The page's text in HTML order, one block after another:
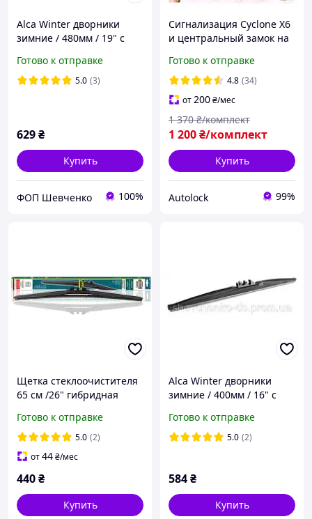
Alca Winter дворники
зимние / 480мм / 19" с
Готово к отправке
5.0 (3)
629₴
Купить
ФОП Шевченко 100%
Сигнализация Cyclone X6
и центральный замок на
сиреной.
Готово к отправке
4.8 (34)
от200₴/мес
1 200₴/комплект
1 370 ₴/комплект
Купить
Autolock 99%
Щетка стеклоочистителя
65 см /26" гибридная
Готово к отправке
5.0 (2)
от44₴/мес
440₴
Купить
Alca Winter дворники
зимние / 400мм / 16" с
Готово к отправке
5.0 (2)
584₴
Купить